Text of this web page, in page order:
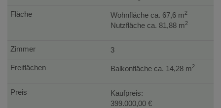
Wohnfläche ca. 67,6 m2
Nutzfläche ca. 81,88 m2
3
Balkonfläche ca. 14,28 m2
Kaufpreis:
399.000,00 €